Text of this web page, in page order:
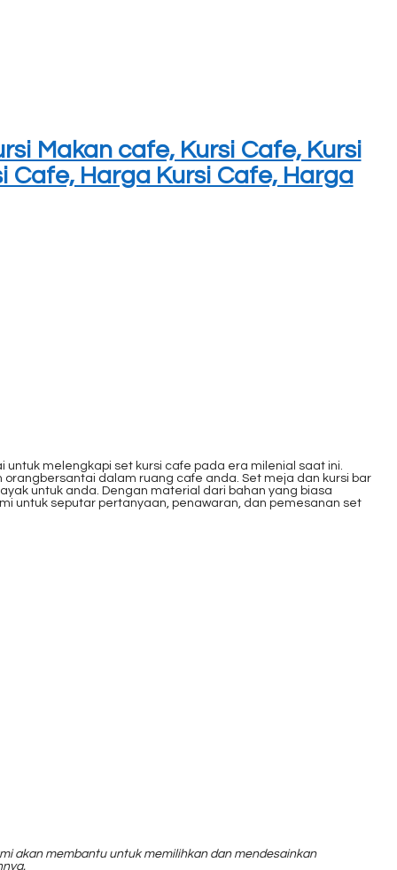
Makan cafe, Kursi Cafe, Kursi
Cafe, Harga Kursi Cafe, Harga
melengkapi set kursi cafe pada era milenial saat ini.
dalam ruang cafe anda. Set meja dan kursi bar
untuk anda. Dengan material dari bahan yang biasa
untuk seputar pertanyaan, penawaran, dan pemesanan set
akan membantu untuk memilihkan dan mendesainkan